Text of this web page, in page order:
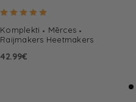
Komplekti
Mērces
Raijmakers Heetmakers
42.99€